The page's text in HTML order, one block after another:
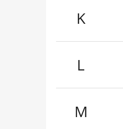
K
L
M